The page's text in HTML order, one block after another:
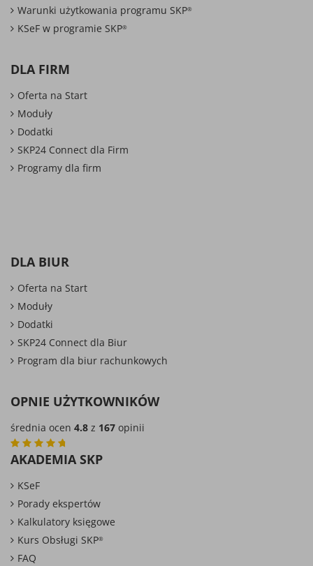
Warunki użytkowania programu SKP®
KSeF w programie SKP®
DLA FIRM
Oferta na Start
Moduły
Dodatki
SKP24 Connect dla Firm
Programy dla firm
DLA BIUR
Oferta na Start
Moduły
Dodatki
SKP24 Connect dla Biur
Program dla biur rachunkowych
OPNIE UŻYTKOWNIKÓW
średnia ocen 4.8 z 167 opinii
AKADEMIA SKP
KSeF
Porady ekspertów
Kalkulatory księgowe
Kurs Obsługi SKP®
FAQ